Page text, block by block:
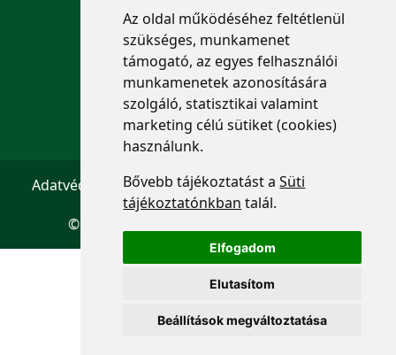
Az oldal működéséhez feltétlenül
szükséges, munkamenet
támogató, az egyes felhasználói
munkamenetek azonosítására
szolgáló, statisztikai valamint
marketing célú sütiket (cookies)
használunk.
Bővebb tájékoztatást aSüti
tájékoztatónkban talál.
Elfogadom
Elutasítom
Beállítások megváltoztatása
+36 1 880 7600
info@mprx.hu
Adatvédelem ÁSZF Impresszum
Kapcsolat
© 2026 Copyright: